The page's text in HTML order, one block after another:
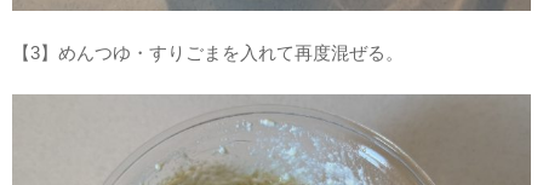
【3】めんつゆ・すりごまを入れて再度混ぜる。